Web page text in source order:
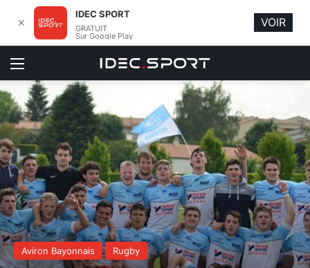
Menu
Aviron Bayonnais Rugby
✕
IDEC SPORT
GRATUIT
Sur Google Play
VOIR